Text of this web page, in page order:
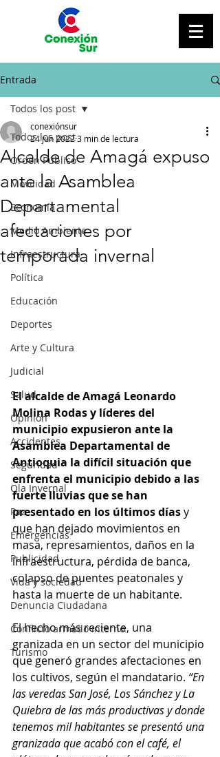
Entrada
Todos los post
Orden Público
Movilidad
Economía
Medio Ambiente
Infraestructura
Política
Educación
Deportes
Arte y Cultura
Judicial
Salud
Opinión
Accidentes
Seguridad
Ola Invernal
Paz
Emergencias
Publicidad
Vida y sociedad
Denuncia Ciudadana
Conflicto armado interno
Turismo
Todos los post
Alcalde de Amagá expuso
ante la Asamblea
Departamental
afectaciones por
temporada invernal
conexiónsur
24 jun 20223 min de lectura
El alcalde de Amagá Leonardo
Molina Rodas y líderes del
municipio expusieron ante la
Asamblea Departamental de
Antioquia la difícil situación que
enfrenta el municipio debido a las
fuerte lluvias que se han
presentado en los últimos días y
que han dejado movimientos en
masa, represamientos, daños en la
infraestructura, pérdida de banca,
colapso de puentes peatonales y
hasta la muerte de un habitante.
El hecho más reciente, una
granizada en un sector del municipio
que generó grandes afectaciones en
los cultivos, según el mandatario. “En
las veredas San José, Los Sánchez y La
Quiebra de las más productivas y donde
tenemos mil habitantes se presentó una
granizada que acabó con el café, el